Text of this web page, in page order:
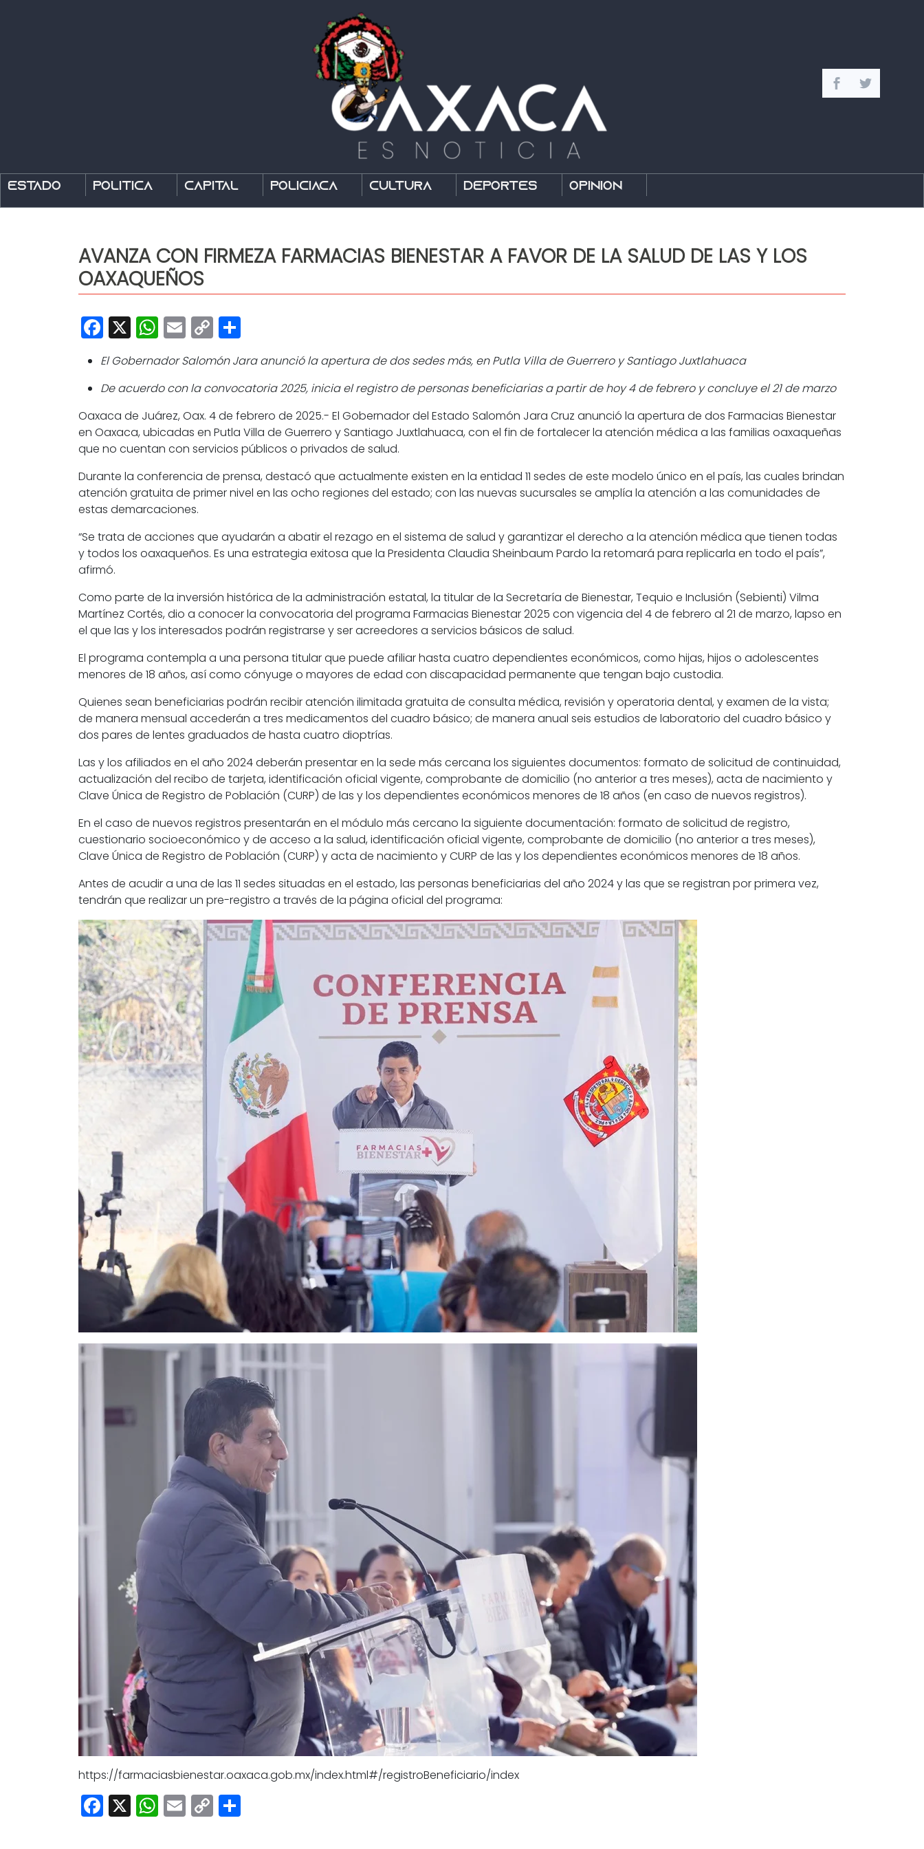
Estado Política Capital Policíaca Cultura Deportes Opinión
AVANZA CON FIRMEZA FARMACIAS BIENESTAR A FAVOR DE LA SALUD DE LAS Y LOS
OAXAQUEÑOS
Facebook
X WhatsApp
Email
Copy
Link
El Gobernador Salomón Jara anunció la apertura de dos sedes más, en Putla Villa de Guerrero y Santiago Juxtlahuaca
De acuerdo con la convocatoria 2025, inicia el registro de personas beneficiarias a partir de hoy 4 de febrero y concluye el 21 de marzo
Oaxaca de Juárez, Oax. 4 de febrero de 2025.- El Gobernador del Estado Salomón Jara Cruz anunció la apertura de dos Farmacias Bienestar
en Oaxaca, ubicadas en Putla Villa de Guerrero y Santiago Juxtlahuaca, con el fin de fortalecer la atención médica a las familias oaxaqueñas
que no cuentan con servicios públicos o privados de salud.
Durante la conferencia de prensa, destacó que actualmente existen en la entidad 11 sedes de este modelo único en el país, las cuales brindan
atención gratuita de primer nivel en las ocho regiones del estado; con las nuevas sucursales se amplía la atención a las comunidades de
estas demarcaciones.
“Se trata de acciones que ayudarán a abatir el rezago en el sistema de salud y garantizar el derecho a la atención médica que tienen todas
y todos los oaxaqueños. Es una estrategia exitosa que la Presidenta Claudia Sheinbaum Pardo la retomará para replicarla en todo el país”,
afirmó.
Como parte de la inversión histórica de la administración estatal, la titular de la Secretaría de Bienestar, Tequio e Inclusión (Sebienti) Vilma
Martínez Cortés, dio a conocer la convocatoria del programa Farmacias Bienestar 2025 con vigencia del 4 de febrero al 21 de marzo, lapso en
el que las y los interesados podrán registrarse y ser acreedores a servicios básicos de salud.
El programa contempla a una persona titular que puede afiliar hasta cuatro dependientes económicos, como hijas, hijos o adolescentes
menores de 18 años, así como cónyuge o mayores de edad con discapacidad permanente que tengan bajo custodia.
Quienes sean beneficiarias podrán recibir atención ilimitada gratuita de consulta médica, revisión y operatoria dental, y examen de la vista;
de manera mensual accederán a tres medicamentos del cuadro básico; de manera anual seis estudios de laboratorio del cuadro básico y
dos pares de lentes graduados de hasta cuatro dioptrías.
Las y los afiliados en el año 2024 deberán presentar en la sede más cercana los siguientes documentos: formato de solicitud de continuidad,
actualización del recibo de tarjeta, identificación oficial vigente, comprobante de domicilio (no anterior a tres meses), acta de nacimiento y
Clave Única de Registro de Población (CURP) de las y los dependientes económicos menores de 18 años (en caso de nuevos registros).
En el caso de nuevos registros presentarán en el módulo más cercano la siguiente documentación: formato de solicitud de registro,
cuestionario socioeconómico y de acceso a la salud, identificación oficial vigente, comprobante de domicilio (no anterior a tres meses),
Clave Única de Registro de Población (CURP) y acta de nacimiento y CURP de las y los dependientes económicos menores de 18 años.
Antes de acudir a una de las 11 sedes situadas en el estado, las personas beneficiarias del año 2024 y las que se registran por primera vez,
tendrán que realizar un pre-registro a través de la página oficial del programa:
https://farmaciasbienestar.oaxaca.gob.mx/index.html#/registroBeneficiario/index
Facebook
X WhatsApp
Email
Copy
Link